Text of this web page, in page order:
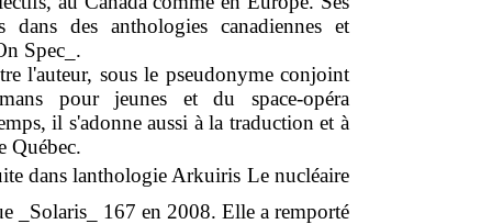
des anthologies canadiennes et
Spec_.
l'auteur, sous le pseudonyme conjoint
pour jeunes et du space-opéra
il s'adonne aussi à la traduction et à
Québec.
dans lanthologie Arkuiris Le nucléaire
_Solaris_ 167 en 2008. Elle a remporté